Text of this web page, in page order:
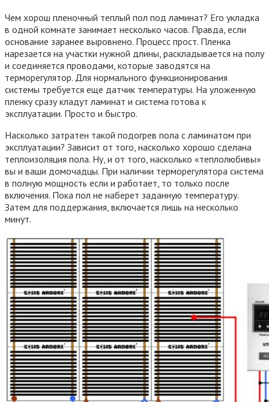
Чем хорош пленочный теплый пол под ламинат? Его укладка
в одной комнате занимает несколько часов. Правда, если
основание заранее выровнено. Процесс прост. Пленка
нарезается на участки нужной длины, раскладывается на полу
и соединяется проводами, которые заводятся на
терморегулятор. Для нормального функционирования
системы требуется еще датчик температуры. На уложенную
пленку сразу кладут ламинат и система готова к
эксплуатации. Просто и быстро.
Насколько затратен такой подогрев пола с ламинатом при
эксплуатации? Зависит от того, насколько хорошо сделана
теплоизоляция пола. Ну, и от того, насколько «теплолюбивы»
вы и ваши домочадцы. При наличии терморегулятора система
в полную мощность если и работает, то только после
включения. Пока пол не наберет заданную температуру.
Затем для поддержания, включается лишь на несколько
минут.